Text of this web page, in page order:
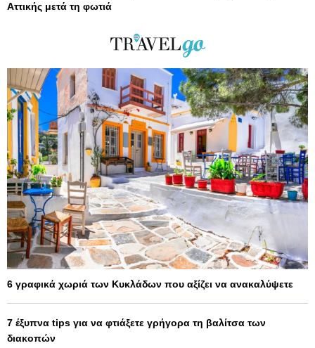
Αττικής μετά τη φωτιά
6 γραφικά χωριά των Κυκλάδων που αξίζει να ανακαλύψετε
7 έξυπνα tips για να φτιάξετε γρήγορα τη βαλίτσα των
διακοπών